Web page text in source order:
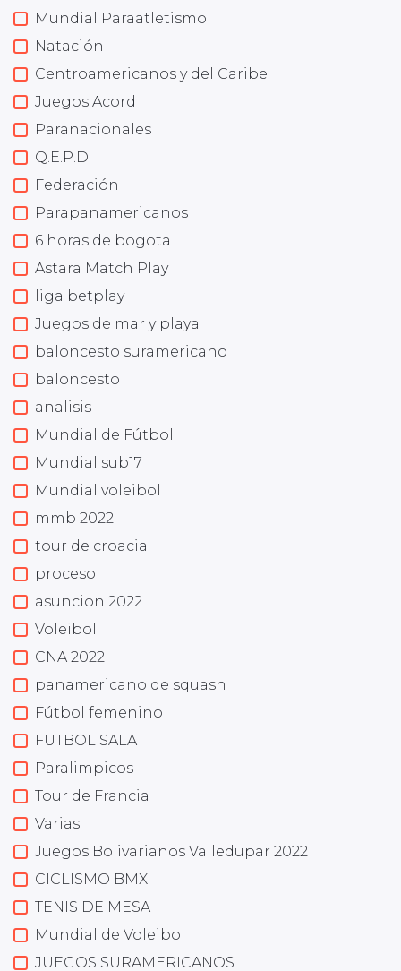
Mundial Paraatletismo
Natación
Centroamericanos y del Caribe
Juegos Acord
Paranacionales
Q.E.P.D.
Federación
Parapanamericanos
6 horas de bogota
Astara Match Play
liga betplay
Juegos de mar y playa
baloncesto suramericano
baloncesto
analisis
Mundial de Fútbol
Mundial sub17
Mundial voleibol
mmb 2022
tour de croacia
proceso
asuncion 2022
Voleibol
CNA 2022
panamericano de squash
Fútbol femenino
FUTBOL SALA
Paralimpicos
Tour de Francia
Varias
Juegos Bolivarianos Valledupar 2022
CICLISMO BMX
TENIS DE MESA
Mundial de Voleibol
JUEGOS SURAMERICANOS